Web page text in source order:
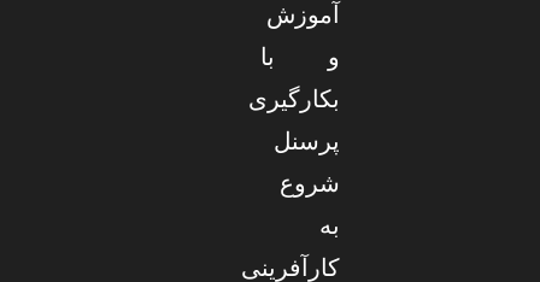
آموزش
و با
بکارگیری
پرسنل
شروع
به
کارآفرینی